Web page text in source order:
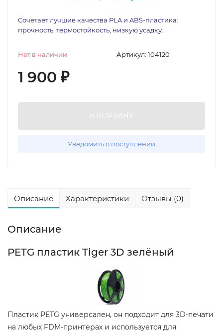
Сочетает лучшие качества PLA и ABS-пластика:
прочность, термостойкость, низкую усадку.
Артикул: 104120
Нет в наличии
1 900 ₽
В КОРЗИНУ
Уведомить о поступлении
Описание Характеристики Отзывы (0)
Описание
PETG пластик Tiger 3D зелёный
Пластик PETG универсален, он подходит для 3D-печати
на любых FDM-принтерах и используется для